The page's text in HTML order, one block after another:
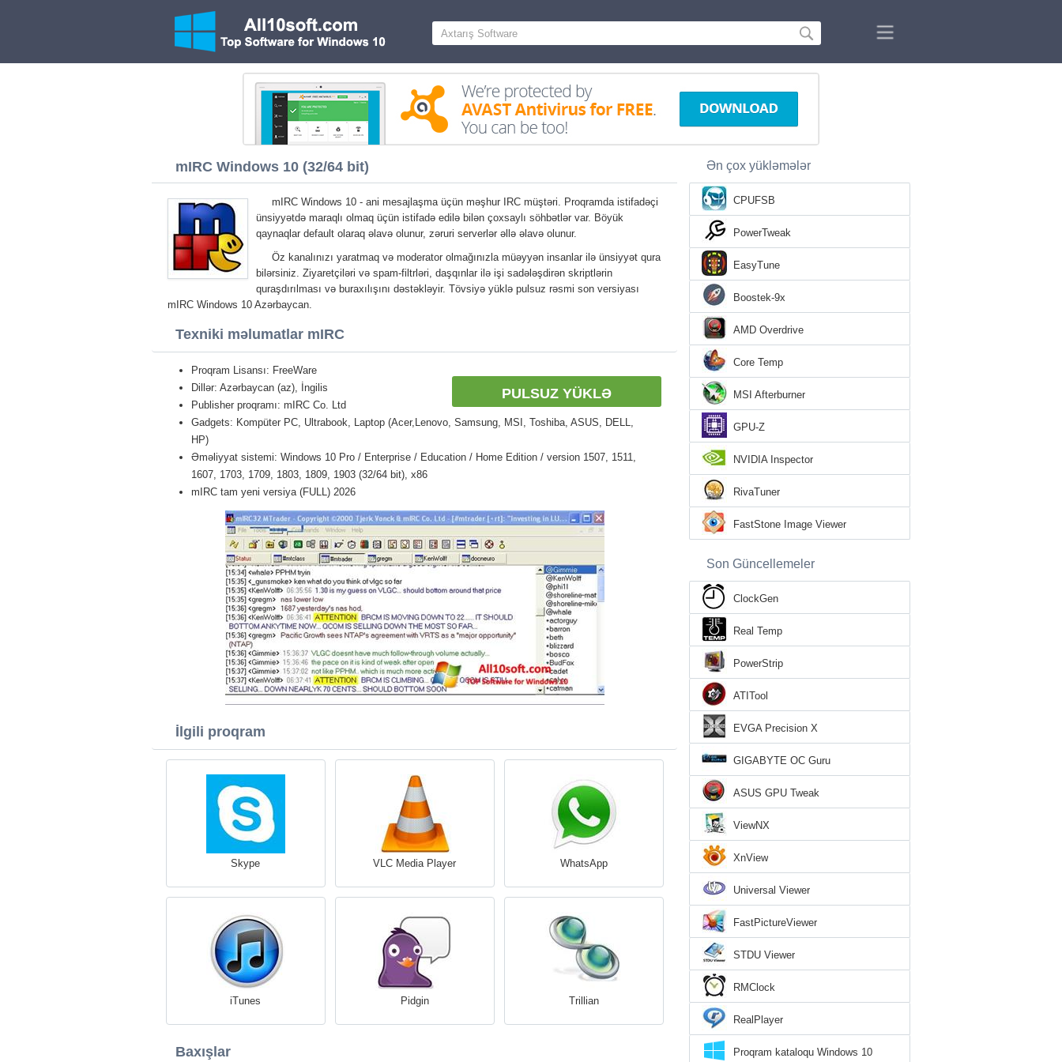
mIRC Windows 10 (32/64 bit)
mIRC Windows 10 - ani mesajlaşma üçün məşhur IRC müştəri. Proqramda istifadəçi
ünsiyyətdə maraqlı olmaq üçün istifadə edilə bilən çoxsaylı söhbətlər var. Böyük
qaynaqlar default olaraq əlavə olunur, zəruri serverlər əllə əlavə olunur.
Öz kanalınızı yaratmaq və moderator olmağınızla müəyyən insanlar ilə ünsiyyət qura
bilərsiniz. Ziyaretçiləri və spam-filtrləri, daşqınlar ilə işi sadələşdirən skriptlərin
quraşdırılması və buraxılışını dəstəkləyir. Tövsiyə yüklə pulsuz rəsmi son versiyası
mIRC Windows 10 Azərbaycan.
Texniki məlumatlar mIRC
PULSUZ YÜKLƏ
Proqram Lisansı: FreeWare
Dillər: Azərbaycan (az), İngilis
Publisher proqramı: mIRC Co. Ltd
Gadgets: Kompüter PC, Ultrabook, Laptop (Acer,Lenovo, Samsung, MSI, Toshiba, ASUS, DELL,
HP)
Əməliyyat sistemi: Windows 10 Pro / Enterprise / Education / Home Edition / version 1507, 1511,
1607, 1703, 1709, 1803, 1809, 1903 (32/64 bit), x86
mIRC tam yeni versiya (FULL) 2026
İlgili proqram
Skype VLC Media Player WhatsApp
iTunes Pidgin Trillian
Baxışlar
Ən çox yükləmələr
CPUFSB
PowerTweak
EasyTune
Boostek-9x
AMD Overdrive
Core Temp
MSI Afterburner
GPU-Z
NVIDIA Inspector
RivaTuner
FastStone Image Viewer
Son Güncellemeler
ClockGen
Real Temp
PowerStrip
ATITool
EVGA Precision X
GIGABYTE OC Guru
ASUS GPU Tweak
ViewNX
XnView
Universal Viewer
FastPictureViewer
STDU Viewer
RMClock
RealPlayer
Proqram kataloqu Windows 10